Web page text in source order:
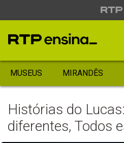
MUSEUS MIRANDÊS
Histórias do
diferentes, Todos